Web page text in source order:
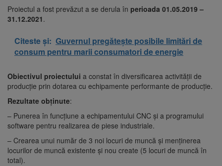
Proiectul a fost prevăzut a se derula în perioada 01.05.2019 –
31.12.2021.
Citeste și: Guvernul pregătește posibile limitări de
consum pentru marii consumatori de energie
Obiectivul proiectului a constat în diversificarea activității de
producție prin dotarea cu echipamente performante de producție.
Rezultate obținute:
– Punerea în funcțiune a echipamentului CNC și a programului
software pentru realizarea de piese industriale.
– Crearea unui număr de 3 noi locuri de muncă și menținerea
locurilor de muncă existente și nou create (5 locuri de muncă în
total).